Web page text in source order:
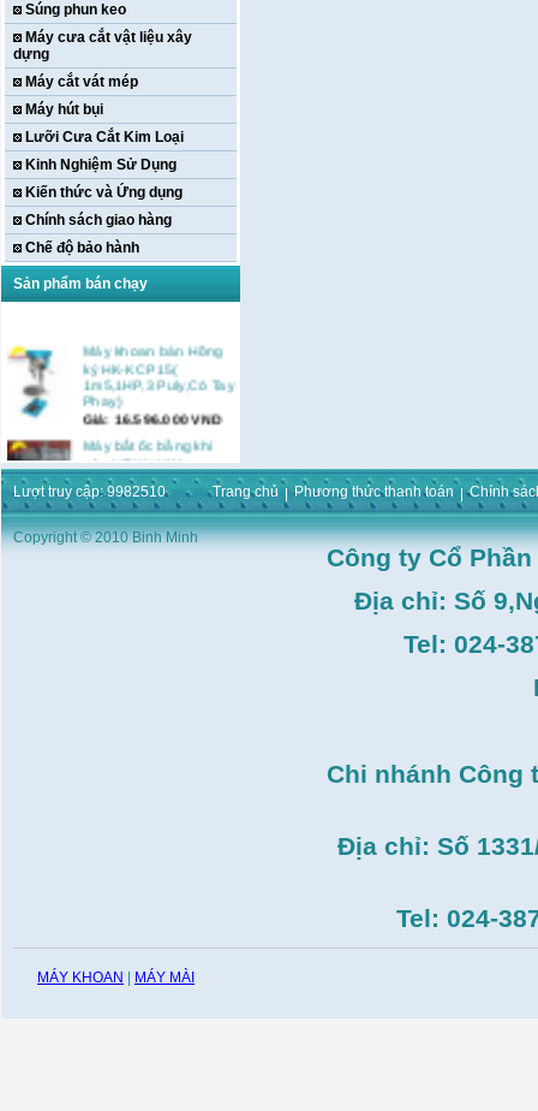
Súng phun keo
Máy cưa cắt vật liệu xây
dựng
Máy cắt vát mép
Máy hút bụi
Lưỡi Cưa Cắt Kim Loại
Kinh Nghiệm Sử Dụng
Kiến thức và Ứng dụng
Chính sách giao hàng
Chế độ bảo hành
Sản phẩm bán chạy
Máy khoan bàn Hồng
ký HK-KCP15(
1m5,1HP,3 Puly,Có Tay
Phay)
Giá:16.596.000VND
Máy bắt ốc bằng khí
nén URYU UW-
9SK(M10)
Giá:0VND
Máy duỗi sắt Hồng ký
HK–DSM114( 1HP,Ø8 -
Lượt truy cập: 9982510 Trang chủ Phương thức thanh toán Chính
Copyright © 2010 Binh Minh
Công ty Cổ
Địa chỉ: Số
Tel: 024-
Chi nhánh Công
Địa chỉ: Số
Tel: 024-
MÁY KHOAN MÁY MÀI